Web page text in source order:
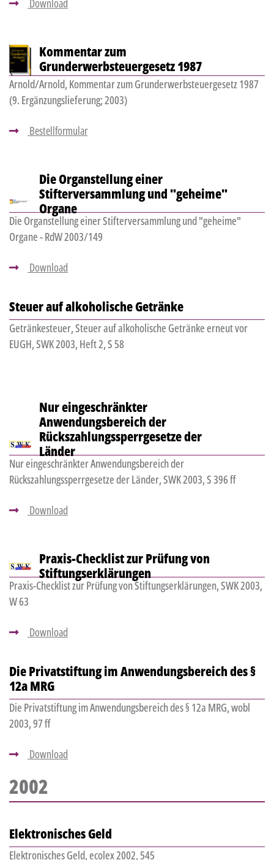
Download
Kommentar zum
Grunderwerbsteuergesetz 1987
Arnold/Arnold, Kommentar zum Grunderwerbsteuergesetz 1987
(9. Ergänzungslieferung; 2003)
Bestellformular
Die Organstellung einer
Stifterversammlung und "geheime"
Organe
Die Organstellung einer Stifterversammlung und "geheime"
Organe - RdW 2003/149
Download
Steuer auf alkoholische Getränke
Getränkesteuer, Steuer auf alkoholische Getränke erneut vor
EUGH, SWK 2003, Heft 2, S 58
Nur eingeschränkter
Anwendungsbereich der
Rückszahlungssperrgesetze der
Länder
Nur eingeschränkter Anwendungsbereich der
Rückszahlungssperrgesetze der Länder, SWK 2003, S 396 ff
Download
Praxis-Checklist zur Prüfung von
Stiftungserklärungen
Praxis-Checklist zur Prüfung von Stiftungserklärungen, SWK 2003,
W 63
Download
Die Privatstiftung im Anwendungsbereich des §
12a MRG
Die Privatstiftung im Anwendungsbereich des § 12a MRG, wobl
2003, 97 ff
Download
2002
Elektronisches Geld
Elektronisches Geld, ecolex 2002, 545